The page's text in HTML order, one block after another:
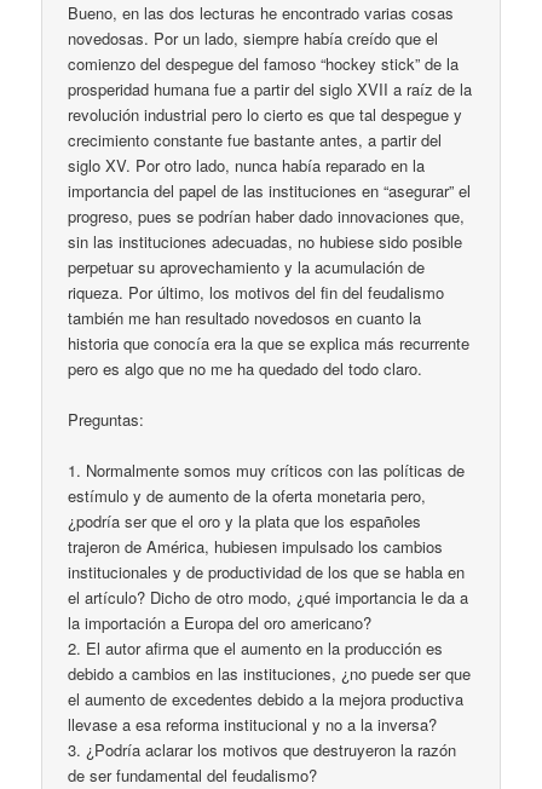
Bueno, en las dos lecturas he encontrado varias cosas
novedosas. Por un lado, siempre había creído que el
comienzo del despegue del famoso “hockey stick” de la
prosperidad humana fue a partir del siglo XVII a raíz de la
revolución industrial pero lo cierto es que tal despegue y
crecimiento constante fue bastante antes, a partir del
siglo XV. Por otro lado, nunca había reparado en la
importancia del papel de las instituciones en “asegurar” el
progreso, pues se podrían haber dado innovaciones que,
sin las instituciones adecuadas, no hubiese sido posible
perpetuar su aprovechamiento y la acumulación de
riqueza. Por último, los motivos del fin del feudalismo
también me han resultado novedosos en cuanto la
historia que conocía era la que se explica más recurrente
pero es algo que no me ha quedado del todo claro.
Preguntas:
1. Normalmente somos muy críticos con las políticas de
estímulo y de aumento de la oferta monetaria pero,
¿podría ser que el oro y la plata que los españoles
trajeron de América, hubiesen impulsado los cambios
institucionales y de productividad de los que se habla en
el artículo? Dicho de otro modo, ¿qué importancia le da a
la importación a Europa del oro americano?
2. El autor afirma que el aumento en la producción es
debido a cambios en las instituciones, ¿no puede ser que
el aumento de excedentes debido a la mejora productiva
llevase a esa reforma institucional y no a la inversa?
3. ¿Podría aclarar los motivos que destruyeron la razón
de ser fundamental del feudalismo?